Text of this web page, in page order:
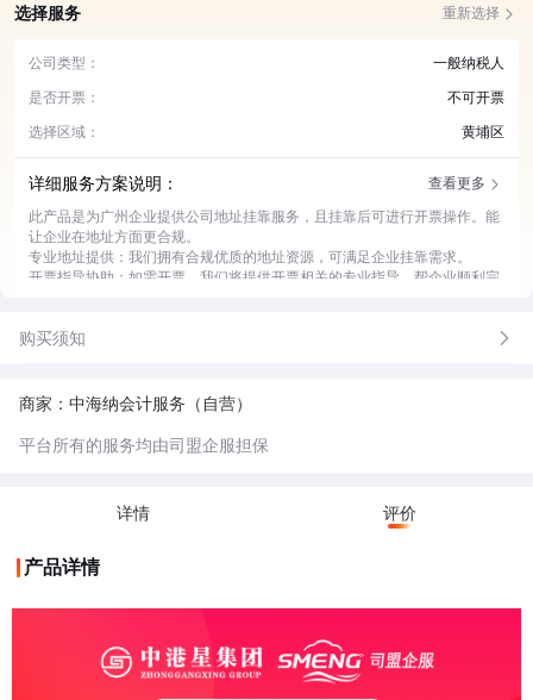
选择服务 重新选择
公司类型：
一般纳税人
是否开票：
不可开票
选择区域：
黄埔区
详细服务方案说明：
查看更多
此产品是为广州企业提供公司地址挂靠服务，且挂靠后可进行开票操作。能
让企业在地址方面更合规。
专业地址提供：我们拥有合规优质的地址资源，可满足企业挂靠需求。
开票指导协助：如需开票，我们将提供开票相关的专业指导，帮企业顺利完
地址维护管理：持续对挂靠地址进行维护管理，确保地址稳定可用。
购买须知
商家：中海纳会计服务（自营）
平台所有的服务均由司盟企服担保
详情 评价
产品详情